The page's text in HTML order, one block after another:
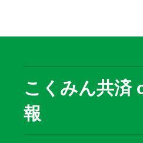
こくみん共済
報